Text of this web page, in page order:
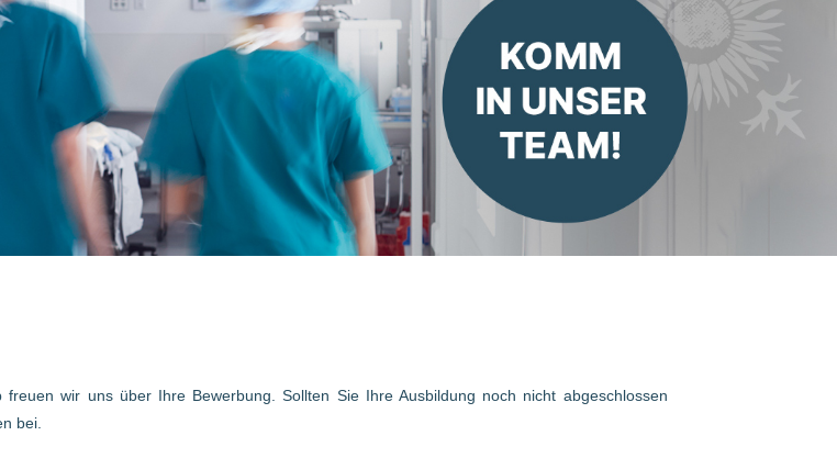
wir uns über Ihre Bewerbung. Sollten Sie Ihre Ausbildung noch nicht abgeschlossen
bei.